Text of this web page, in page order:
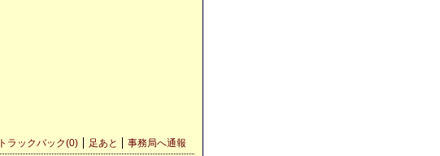
トラックバック(0) 足あと 事務局へ通報